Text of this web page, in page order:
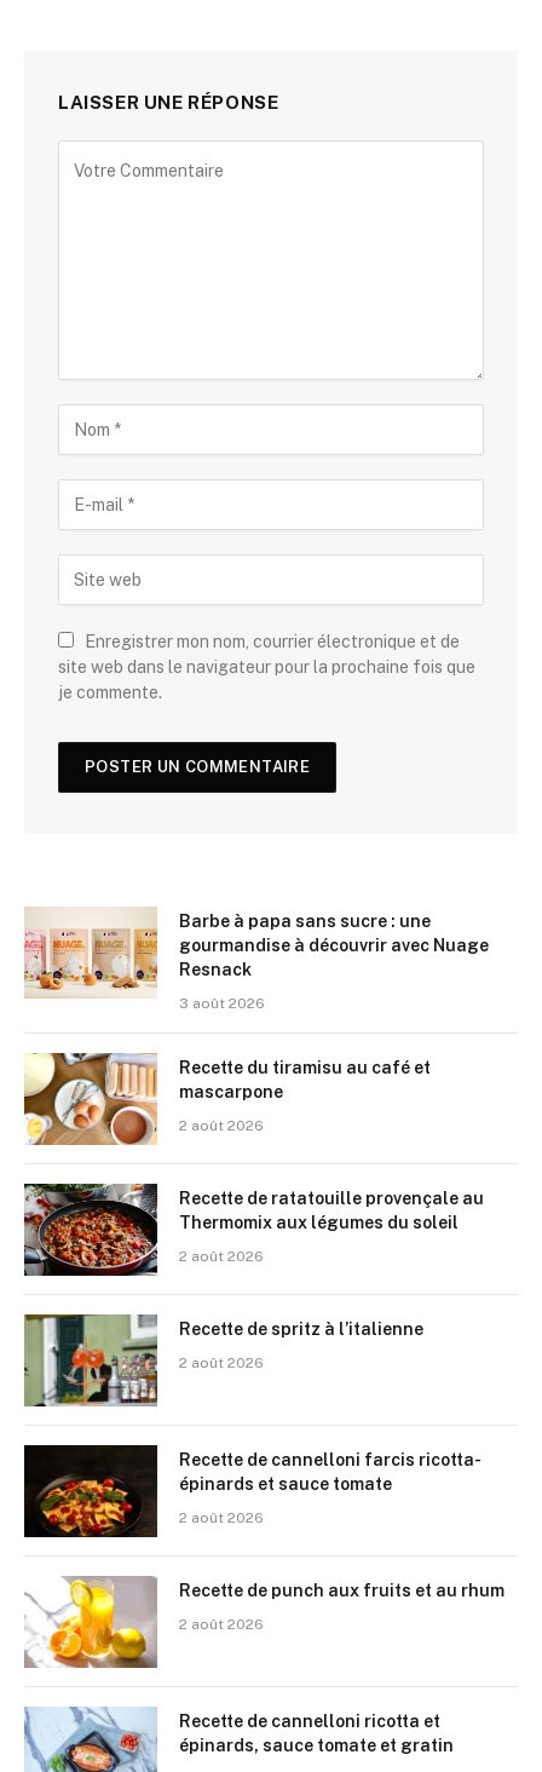
LAISSER UNE RÉPONSE
Enregistrer mon nom, courrier électronique et de
site web dans le navigateur pour la prochaine fois que
je commente.
Barbe à papa sans sucre : une
gourmandise à découvrir avec Nuage
Resnack
3 août 2026
Recette du tiramisu au café et
mascarpone
2 août 2026
Recette de ratatouille provençale au
Thermomix aux légumes du soleil
2 août 2026
Recette de spritz à l’italienne
2 août 2026
Recette de cannelloni farcis ricotta-
épinards et sauce tomate
2 août 2026
Recette de punch aux fruits et au rhum
2 août 2026
Recette de cannelloni ricotta et
épinards, sauce tomate et gratin